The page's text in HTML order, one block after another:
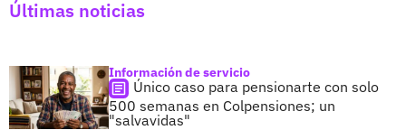
Últimas noticias
Información de servicio
Único caso para pensionarte con solo
500 semanas en Colpensiones; un
"salvavidas"